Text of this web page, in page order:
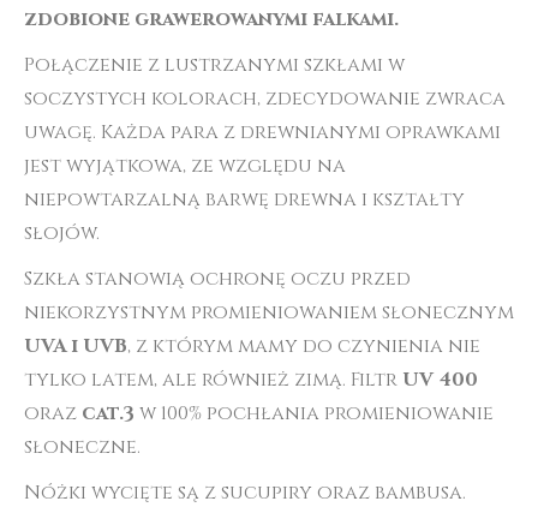
zdobione grawerowanymi falkami.
Połączenie z lustrzanymi szkłami w
soczystych kolorach, zdecydowanie zwraca
uwagę. Każda para z drewnianymi oprawkami
jest wyjątkowa, ze względu na
niepowtarzalną barwę drewna i kształty
słojów.
Szkła stanowią ochronę oczu przed
niekorzystnym promieniowaniem słonecznym
UVA i UVB, z którym mamy do czynienia nie
tylko latem, ale również zimą. Filtr UV 400
oraz cat.3 w 100% pochłania promieniowanie
słoneczne.
Nóżki wycięte są z sucupiry oraz bambusa.